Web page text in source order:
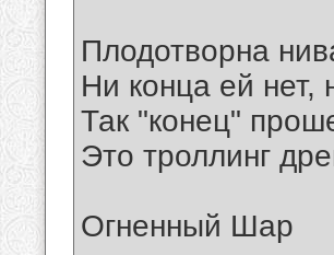
Плодотворна
Ни конца ей нет,
Так "конец"
Это троллинг
Огненный Шар